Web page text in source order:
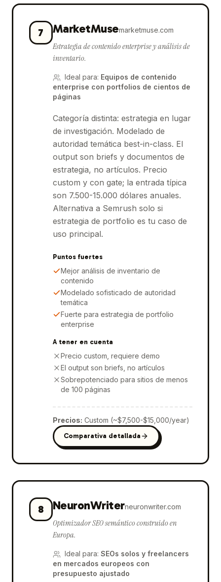
7 MarketMusemarketmuse.com
Estrategia de contenido enterprise y análisis de
inventario.
Ideal para: Equipos de contenido
enterprise con portfolios de cientos de
páginas
Categoría distinta: estrategia en lugar
de investigación. Modelado de
autoridad temática best-in-class. El
output son briefs y documentos de
estrategia, no artículos. Precio
custom y con gate; la entrada típica
son 7.500-15.000 dólares anuales.
Alternativa a Semrush solo si
estrategia de portfolio es tu caso de
uso principal.
Puntos fuertes
Mejor análisis de inventario de
contenido
Modelado sofisticado de autoridad
temática
Fuerte para estrategia de portfolio
enterprise
A tener en cuenta
Precio custom, requiere demo
El output son briefs, no artículos
Sobrepotenciado para sitios de menos
de 100 páginas
Precios: Custom (~$7,500-$15,000/year)
Comparativa detallada
8 NeuronWriterneuronwriter.com
Optimizador SEO semántico construido en
Europa.
Ideal para: SEOs solos y freelancers
en mercados europeos con
presupuesto ajustado